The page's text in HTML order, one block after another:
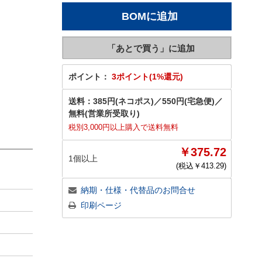
ポイント： 3ポイント(1%還元)
送料： 385円(ネコポス) ／550円(宅急便) ／
無料(営業所受取り)
税別3,000円以上購入で送料無料
1個以上 ￥375.72
(税込￥ 413.29)
納期・仕様・代替品のお問合せ
印刷ページ